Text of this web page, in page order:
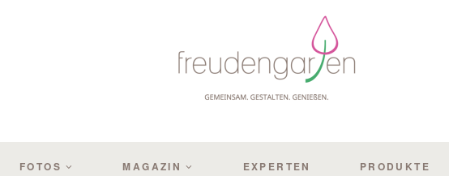
FOTOS MAGAZIN EXPERTEN PRODUKTE